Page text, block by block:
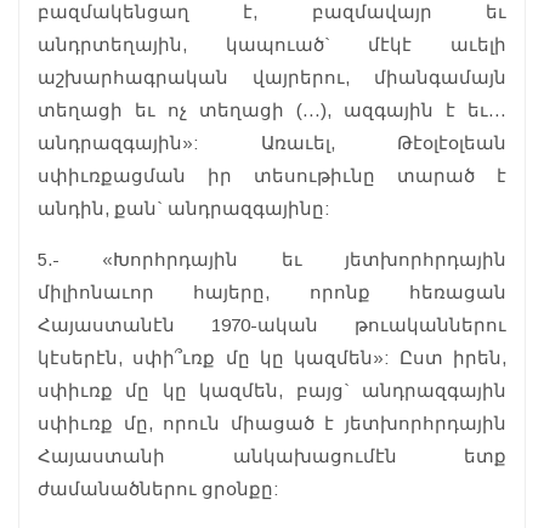
բազմակենցաղ է, բազմավայր եւ
անդրտեղային, կապուած` մէկէ աւելի
աշխարհագրական վայրերու, միանգամայն
տեղացի եւ ոչ տեղացի (…), ազգային է եւ…
անդրազգային»: Առաւել, Թէօլէօլեան
սփիւռքացման իր տեսութիւնը տարած է
անդին, քան` անդրազգայինը:
5.- «Խորհրդային եւ յետխորհրդային
միլիոնաւոր հայերը, որոնք հեռացան
Հայաստանէն 1970-ական թուականներու
կէսերէն, սփի՞ւռք մը կը կազմեն»: Ըստ իրեն,
սփիւռք մը կը կազմեն, բայց` անդրազգային
սփիւռք մը, որուն միացած է յետխորհրդային
Հայաստանի անկախացումէն ետք
ժամանածներու ցրօնքը: